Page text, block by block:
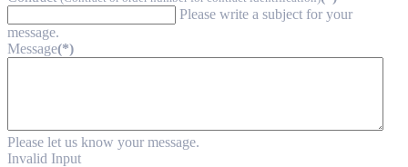
Please write a subject for your
message.
Message(*)
Please let us know your message.
Invalid Input